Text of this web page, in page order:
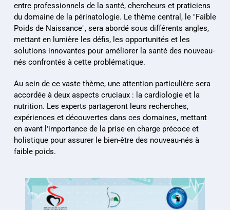
entre professionnels de la santé, chercheurs et praticiens
du domaine de la périnatologie. Le thème central, le "Faible
Poids de Naissance", sera abordé sous différents angles,
mettant en lumière les défis, les opportunités et les
solutions innovantes pour améliorer la santé des nouveau-
nés confrontés à cette problématique.
Au sein de ce vaste thème, une attention particulière sera
accordée à deux aspects cruciaux : la cardiologie et la
nutrition. Les experts partageront leurs recherches,
expériences et découvertes dans ces domaines, mettant
en avant l'importance de la prise en charge précoce et
holistique pour assurer le bien-être des nouveau-nés à
faible poids.